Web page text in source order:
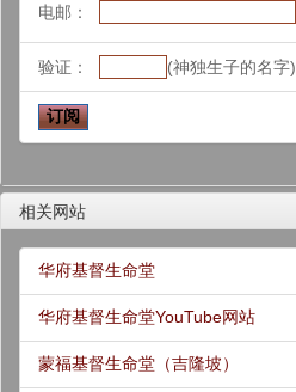
电邮：
验证： (神独生子的名字)
相关网站
华府基督生命堂
华府基督生命堂YouTube网站
蒙福基督生命堂（吉隆坡）